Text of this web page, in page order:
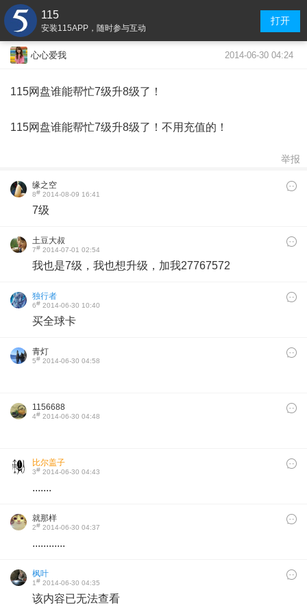
115
安装115APP，随时参与互动
打开
心心爱我 2014-06-30 04:24
115网盘谁能帮忙7级升8级了！
115网盘谁能帮忙7级升8级了！不用充值的！
举报
缘之空
8# 2014-08-09 16:41
7级
土豆大叔
7# 2014-07-01 02:54
我也是7级，我也想升级，加我27767572
独行者
6# 2014-06-30 10:40
买全球卡
青灯
5# 2014-06-30 04:58
1156688
4# 2014-06-30 04:48
比尔盖子
3# 2014-06-30 04:43
.......
就那样
2# 2014-06-30 04:37
............
枫叶
1# 2014-06-30 04:35
该内容已无法查看